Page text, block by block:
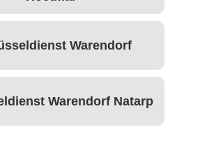
Warendorf
Warendorf Natarp